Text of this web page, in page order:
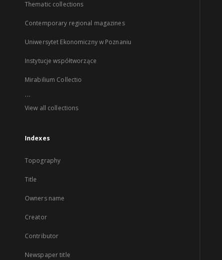
Thematic collections
Contemporary regional magazines
Uniwersytet Ekonomiczny w Poznaniu
Instytucje współtworzące
Mirabilium Collectio
...
View all collections
Indexes
Topography
Title
Owners name
Creator
Contributor
Newspaper title